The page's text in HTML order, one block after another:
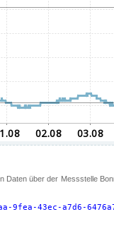
Daten über der Messstelle
43ec-a7d6-